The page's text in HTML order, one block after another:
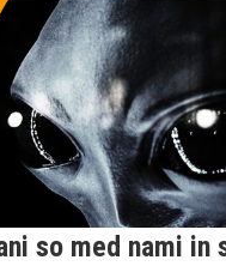
ameriških
so med nami in